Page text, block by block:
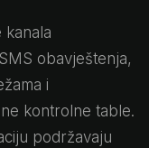
kanala
obavještenja,
i
kontrolne table.
podržavaju